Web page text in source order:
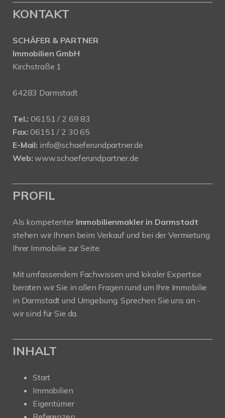
KONTAKT
SCHÄFER & PARTNER
Immobilien GmbH
Kirchstraße 1
64283 Darmstadt
Tel.: 06151 / 2 69 83
Fax: 06151 / 2 30 65
E-Mail: info@schaeferundpartner.de
Web: www.schaeferundpartner.de
PROFIL
Als kompetenter Immobilienmakler in Darmstadt
stehen wir Ihnen beim Verkauf und bei der Vermietung
Ihrer Immobilie zur Seite.
Mit umfassendem Fachwissen und lokaler Expertise
beraten wir Sie in allen Fragen rund um Ihre Immobilie
in Darmstadt und Umgebung. Sprechen Sie uns an -
wir sind für Sie da.
INHALT
Start
Immobilien
Eigentümer